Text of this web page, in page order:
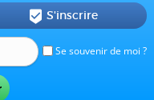
Se souvenir de moi ?
 S'inscrire